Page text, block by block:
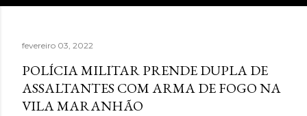
fevereiro 03, 2022
POLÍCIA MILITAR PRENDE DUPLA DE
ASSALTANTES COM ARMA DE FOGO NA
VILA MARANHÃO